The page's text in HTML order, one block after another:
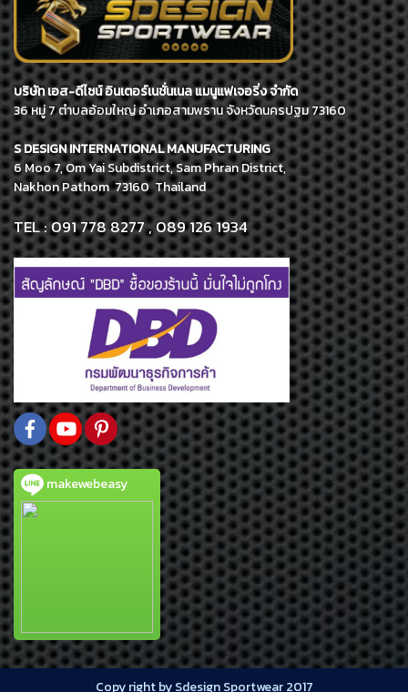
บริษัท เอส-ดีไซน์ อินเตอร์เนชั่นเนล แมนูแฟเจอริ่ง จำกัด
36 หมู่ 7 ตำบลอ้อมใหญ่ อำเภอสามพราน จังหวัดนครปฐม 73160
S DESIGN INTERNATIONAL MANUFACTURING
6 Moo 7, Om Yai Subdistrict, Sam Phran District,
Nakhon Pathom 73160 Thailand
TEL : 091 778 8277 , 089 126 1934
makewebeasy
Copy right by Sdesign Sportwear 2017